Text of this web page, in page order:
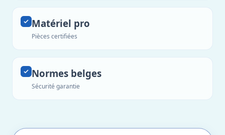
Matériel pro
Pièces certifiées
Normes belges
Sécurité garantie